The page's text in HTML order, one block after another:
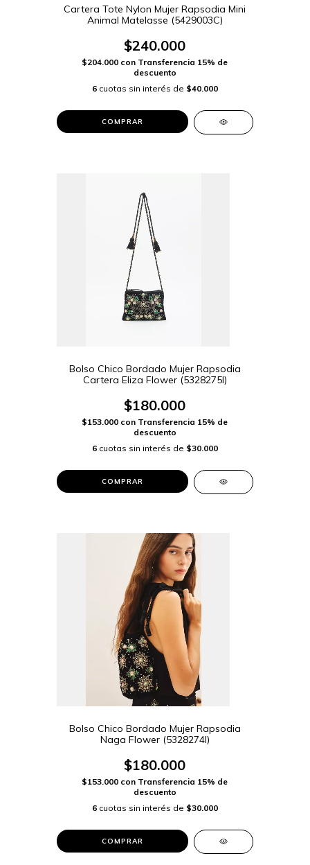
Cartera Tote Nylon Mujer Rapsodia Mini
Animal Matelasse (5429003C)
$240.000
$204.000 con Transferencia 15% de
descuento
6 cuotas sin interés de $40.000
COMPRAR
Bolso Chico Bordado Mujer Rapsodia
Cartera Eliza Flower (5328275I)
$180.000
$153.000 con Transferencia 15% de
descuento
6 cuotas sin interés de $30.000
COMPRAR
Bolso Chico Bordado Mujer Rapsodia
Naga Flower (5328274I)
$180.000
$153.000 con Transferencia 15% de
descuento
6 cuotas sin interés de $30.000
COMPRAR